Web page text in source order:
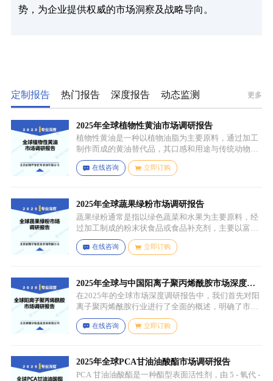
势，为企业提供权威的市场洞察及战略导向。
定制报告 热门报告 深度报告 动态监测 更多
2025年全球植物性黄油市场调研报告
植物性黄油是一种以植物油脂为主要原料，通过加工
制作而成的黄油替代品，其口感和用途与传统动物黄
油较为相似，常见的有大豆油、菜籽油、椰子油、棕
榈油等，这些植物油脂经过精炼、氢化或酯交换等工
用香精、色素等，以改善口感、延长保质期和调整风
味。
在线咨询 立即订购
2025年全球蔬果绿粉市场调研报告
蔬果绿粉通常是指以绿色蔬菜和水果为主要原料，经
过加工制成的粉末状食品或食品补充剂，主要以富含
叶绿素、膳食纤维、维生素、矿物质等营养成分的绿
色蔬菜和水果为原料，常见的包括菠菜、羽衣甘蓝、
等，有时也会搭配其他颜色的蔬果（如胡萝卜、甜菜
根等）以丰富营养等绿色水果。
在线咨询 立即订购
2025年全球与中国阳离子聚丙烯酰胺市场深度调
研报告：行业趋势与投资前景分析
在2025年的全球市场深度调研报告中，我们首先对阳
离子聚丙烯酰胺行业进行了全面的概述，明确了市场
细分与应用场景。通过对细分产品的定义与特点进行
深入分析，我们揭示了关键应用场景及其客群洞察。
在线咨询 立即订购
2025年全球PCA甘油油酸酯市场调研报告
PCA 甘油油酸酯是一种酯型表面活性剂，由 5 - 氧代 -